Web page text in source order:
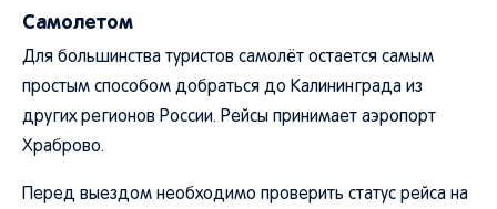
Самолетом
Для большинства туристов самолёт остается самым
простым способом добраться до Калининграда из
других регионов России. Рейсы принимает аэропорт
Храброво.
Перед выездом необходимо проверить статус рейса на